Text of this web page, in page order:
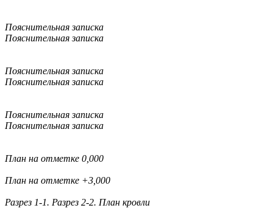
Пояснительная записка
Пояснительная записка
Пояснительная записка
Пояснительная записка
Пояснительная записка
Пояснительная записка
План на отметке 0,000
План на отметке +3,000
Разрез 1-1. Разрез 2-2. План кровли